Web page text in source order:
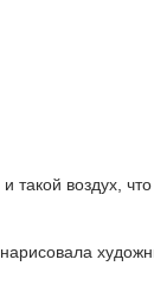
воздух, что